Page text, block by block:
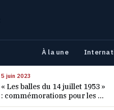
À la une
5 juin 2023
« Les balles du 14 juillet 1953 »
: commémorations pour les 70
ans de ce massacre oublié